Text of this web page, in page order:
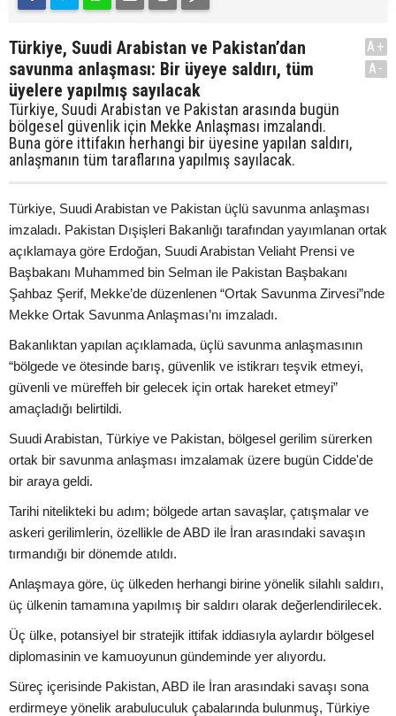
Türkiye, Suudi Arabistan ve Pakistan’dan
savunma anlaşması: Bir üyeye saldırı, tüm
üyelere yapılmış sayılacak
Türkiye, Suudi Arabistan ve Pakistan arasında bugün
bölgesel güvenlik için Mekke Anlaşması imzalandı.
Buna göre ittifakın herhangi bir üyesine yapılan saldırı,
anlaşmanın tüm taraflarına yapılmış sayılacak.
A+
A-
Türkiye, Suudi Arabistan ve Pakistan üçlü savunma anlaşması
imzaladı. Pakistan Dışişleri Bakanlığı tarafından yayımlanan ortak
açıklamaya göre Erdoğan, Suudi Arabistan Veliaht Prensi ve
Başbakanı Muhammed bin Selman ile Pakistan Başbakanı
Şahbaz Şerif, Mekke’de düzenlenen “Ortak Savunma Zirvesi”nde
Mekke Ortak Savunma Anlaşması’nı imzaladı.
Bakanlıktan yapılan açıklamada, üçlü savunma anlaşmasının
“bölgede ve ötesinde barış, güvenlik ve istikrarı teşvik etmeyi,
güvenli ve müreffeh bir gelecek için ortak hareket etmeyi”
amaçladığı belirtildi.
Suudi Arabistan, Türkiye ve Pakistan, bölgesel gerilim sürerken
ortak bir savunma anlaşması imzalamak üzere bugün Cidde'de
bir araya geldi.
Tarihi nitelikteki bu adım; bölgede artan savaşlar, çatışmalar ve
askeri gerilimlerin, özellikle de ABD ile İran arasındaki savaşın
tırmandığı bir dönemde atıldı.
Anlaşmaya göre, üç ülkeden herhangi birine yönelik silahlı saldırı,
üç ülkenin tamamına yapılmış bir saldırı olarak değerlendirilecek.
Üç ülke, potansiyel bir stratejik ittifak iddiasıyla aylardır bölgesel
diplomasinin ve kamuoyunun gündeminde yer alıyordu.
Süreç içerisinde Pakistan, ABD ile İran arasındaki savaşı sona
erdirmeye yönelik arabuluculuk çabalarında bulunmuş, Türkiye